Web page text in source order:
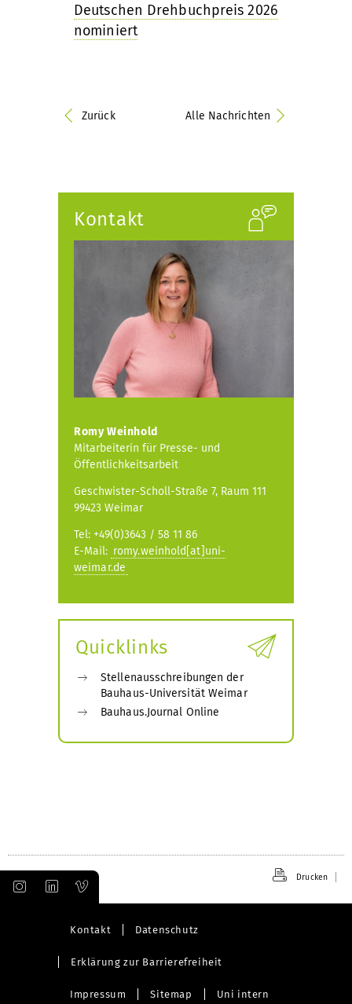
Deutschen Drehbuchpreis 2026
nominiert
Zurück Alle Nachrichten
Kontakt
Romy Weinhold
Mitarbeiterin für Presse- und
Öffentlichkeitsarbeit
Geschwister-Scholl-Straße 7, Raum 111
99423 Weimar
Tel: +49(0)3643 / 58 11 86
E-Mail: romy.weinhold[at]uni-
weimar.de
Quicklinks
Stellenausschreibungen der
Bauhaus-Universität Weimar
Bauhaus.Journal Online
Drucken
Kontakt Datenschutz
Erklärung zur Barrierefreiheit
Impressum Sitemap Uni intern